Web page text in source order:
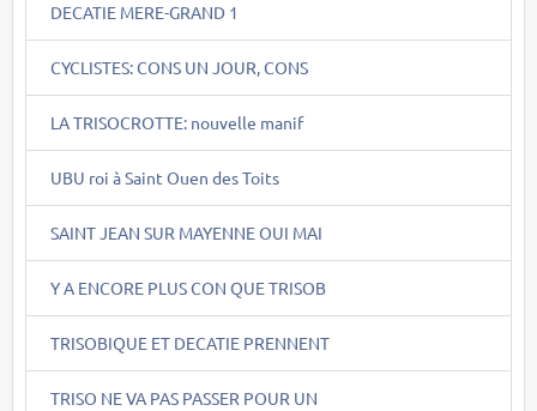
DECATIE MERE-GRAND 1
CYCLISTES: CONS UN JOUR, CONS
LA TRISOCROTTE: nouvelle manif
UBU roi à Saint Ouen des Toits
SAINT JEAN SUR MAYENNE OUI MAI
Y A ENCORE PLUS CON QUE TRISOB
TRISOBIQUE ET DECATIE PRENNENT
TRISO NE VA PAS PASSER POUR UN